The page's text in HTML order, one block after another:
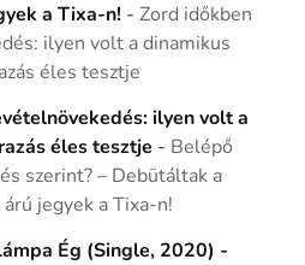
a Tixa-n! -Zord időkben
ilyen volt a dinamikus
éles tesztje
ilyen volt a
éles tesztje - Belépő
szerint? – Debütáltak a
jegyek a Tixa-n!
Ég (Single, 2020) -